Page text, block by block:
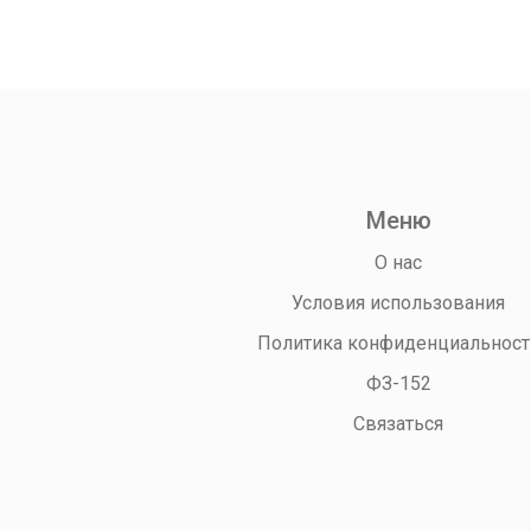
Меню
О нас
Условия использования
Политика
ФЗ-152
Связаться